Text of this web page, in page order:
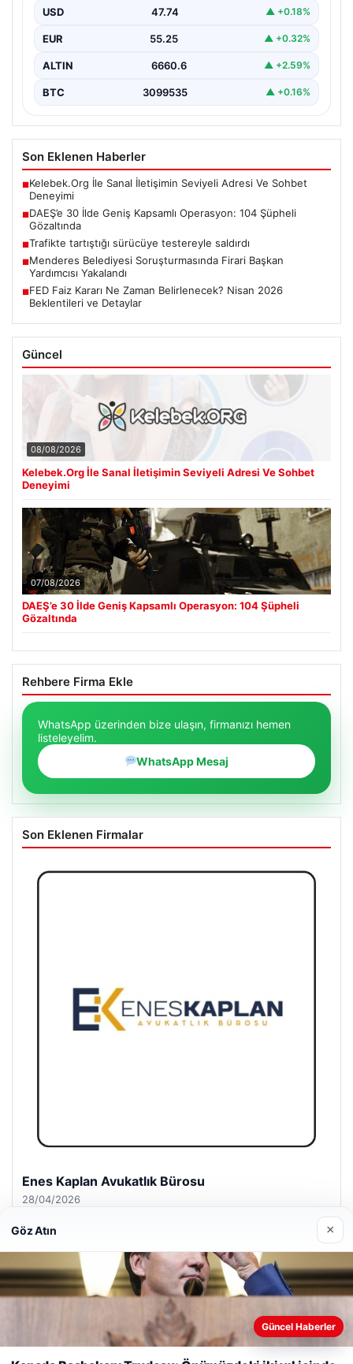
bir operasyon gerçekleştirildi. Jandarma Genel
Komutanlığı Terörle…
USD 47.74 ▲ +0.18%
EUR 55.25 ▲ +0.32%
ALTIN 6660.6 ▲ +2.59%
BTC 3099535 ▲ +0.16%
Son Eklenen Haberler
■Kelebek.Org İle Sanal İletişimin Seviyeli Adresi Ve Sohbet
Deneyimi
■DAEŞ’e 30 İlde Geniş Kapsamlı Operasyon: 104 Şüpheli
Gözaltında
■Trafikte tartıştığı sürücüye testereyle saldırdı
■Menderes Belediyesi Soruşturmasında Firari Başkan
Yardımcısı Yakalandı
■FED Faiz Kararı Ne Zaman Belirlenecek? Nisan 2026
Beklentileri ve Detaylar
Güncel
08/08/2026
Kelebek.Org İle Sanal İletişimin Seviyeli Adresi Ve Sohbet
Deneyimi
07/08/2026
DAEŞ’e 30 İlde Geniş Kapsamlı Operasyon: 104 Şüpheli
Gözaltında
Rehbere Firma Ekle
WhatsApp üzerinden bize ulaşın, firmanızı hemen
listeleyelim.
WhatsApp Mesaj
Son Eklenen Firmalar
Enes Kaplan Avukatlık Bürosu
28/04/2026
© 2026 Haber Şehir – Güncel Haberler
Web sitemizi nasıl kullandığınızı daha iyi anlayabilmek,
Göz Atın ×
Güncel Haberler